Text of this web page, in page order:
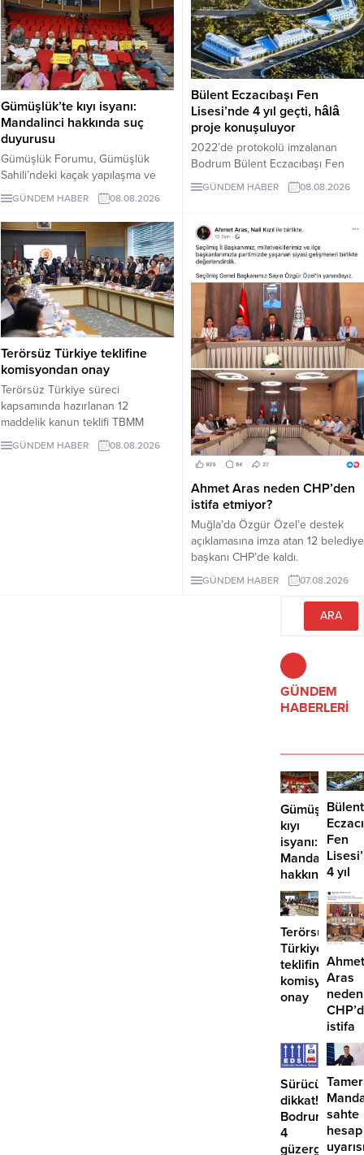
Gümüşlük’te kıyı isyanı:
Mandalinci hakkında suç
duyurusu
Gümüşlük Forumu, Gümüşlük
Sahili’ndeki kaçak yapılaşma ve
Çayıraltı Halk Plajı’ndaki işgal
iddiaları nedeniyle Bodrum
Belediye Başkanı Tamer
Mandalinci hakkında suç
duyurusunda bulundu.
GÜNDEM HABER 08.08.2026
Bülent Eczacıbaşı Fen
Lisesi’nde 4 yıl geçti, hâlâ
proje konuşuluyor
2022’de protokolü imzalanan
Bodrum Bülent Eczacıbaşı Fen
Lisesi için dört yıl sonra hâlâ proje
süreci görüşülüyor. Okulun ne
kabul edeceği belirsiz.
GÜNDEM HABER 08.08.2026
Terörsüz Türkiye teklifine
komisyondan onay
Terörsüz Türkiye süreci
kapsamında hazırlanan 12
maddelik kanun teklifi TBMM
Adalet Komisyonunda kabul edildi.
Teklif 5 ve 10 yıllık erteleme
GÜNDEM HABER 08.08.2026
Ahmet Aras neden CHP’den
istifa etmiyor?
Muğla’da Özgür Özel’e destek
açıklamasına imza atan 12 belediye
başkanı CHP’de kaldı.
Milletvekilleri Yeni Parti’ye
geçerken belediye başkanlarının
tutumu ve CHP yönetiminin
GÜNDEM HABER 07.08.2026
GÜNDEM
HABERLERİ
Gümüşlük’te
kıyı
isyanı:
Mandalinci
hakkında
suç
duyurusu
Bülent
Fen
4 yıl
geçti,
hâlâ
proje
Terörsüz
Türkiye
teklifine
komisyondan
onay
Ahmet
Aras
neden
istifa
Sürücüler
dikkat!
Bodrum’da
4
güzergahta
Tamer
sahte
hesap